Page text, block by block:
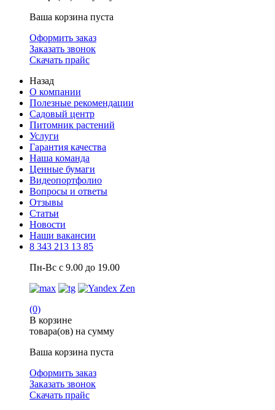
Ваша корзина пуста
Оформить заказ
Заказать звонок
Скачать прайс
Назад
О компании
Полезные рекомендации
Садовый центр
Питомник растений
Услуги
Гарантия качества
Наша команда
Ценные бумаги
Видеопортфолио
Вопросы и ответы
Отзывы
Статьи
Новости
Наши вакансии
8 343 213 13 85
Пн-Вс с 9.00 до 19.00
(0)
В корзине
товара(ов) на сумму
Ваша корзина пуста
Оформить заказ
Заказать звонок
Скачать прайс